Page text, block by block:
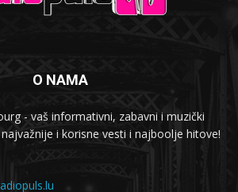
O NAMA
- vaš informativni, zabavni i muzički
i korisne vesti i najboolje hitove!